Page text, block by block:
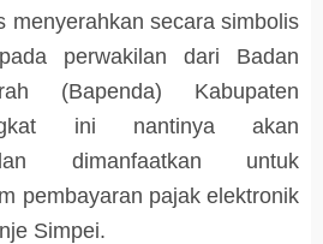
menyerahkan secara simbolis
perwakilan dari Badan
(Bapenda) Kabupaten
ini nantinya akan
dimanfaatkan untuk
pembayaran pajak elektronik
Simpei.